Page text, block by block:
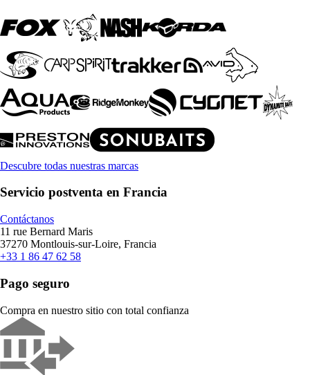
Descubre todas nuestras marcas
Servicio postventa en Francia
Contáctanos
11 rue Bernard Maris
37270 Montlouis-sur-Loire, Francia
+33 1 86 47 62 58
Pago seguro
Compra en nuestro sitio con total confianza